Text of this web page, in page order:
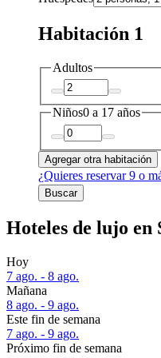
Habitación 1
Adultos
Niños0 a 17 años
Agregar otra habitación
¿Quieres reservar 9 o
Buscar
Hoteles de lujo
Hoy
7 ago. - 8 ago.
Mañana
8 ago. - 9 ago.
Este fin de semana
7 ago. - 9 ago.
Próximo fin de semana